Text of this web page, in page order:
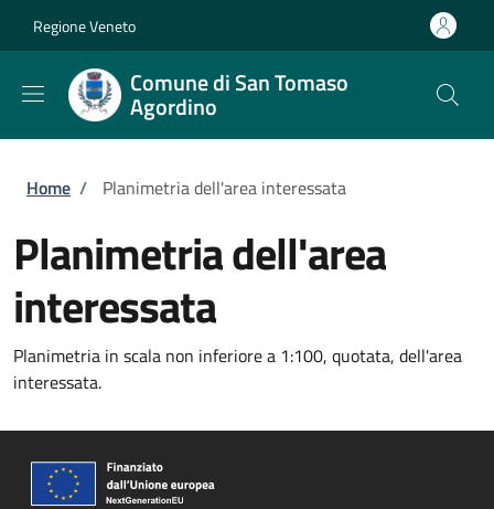
Regione Veneto
Comune di San Tomaso
Agordino
Briciole di pane
Home / Planimetria dell'area interessata
Planimetria dell'area
interessata
Planimetria in scala non inferiore a 1:100, quotata, dell'area
interessata.